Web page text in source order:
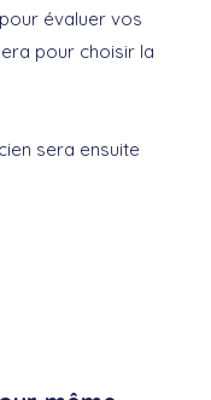
évaluer vos
pour choisir la
sera ensuite